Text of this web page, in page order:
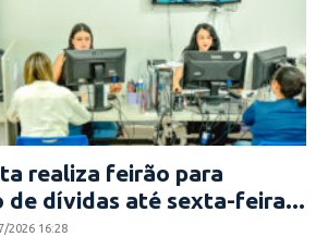
realiza feirão para
de dívidas até sexta-feira...
2026 16:28